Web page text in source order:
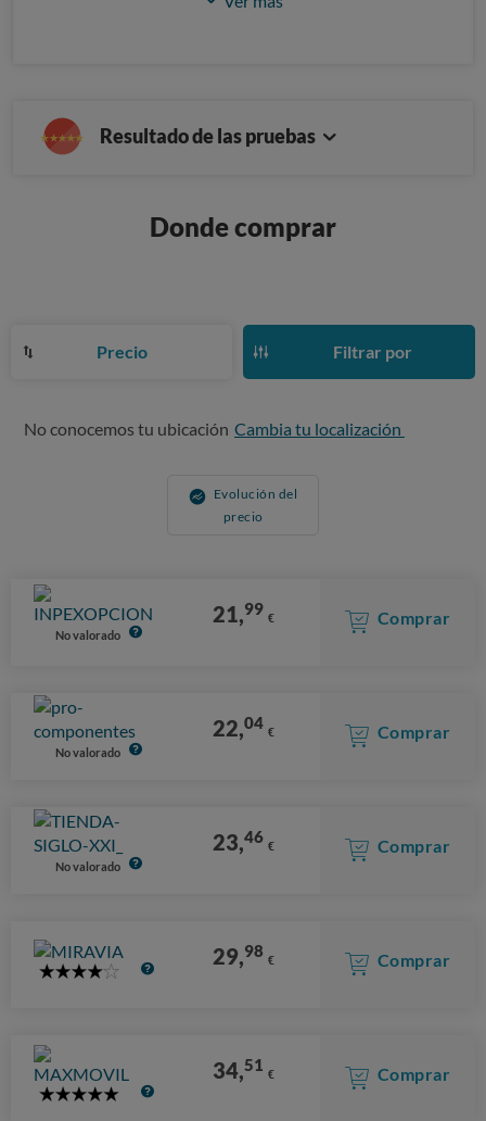
Resultado de las pruebas
Donde comprar
Precio Filtrar por
No conocemos tu ubicación Cambia tu localización
Evolución del
precio
No valorado
21,99 € Comprar
No valorado
22,04 € Comprar
No valorado
23,46 € Comprar
4
29,98 € Comprar
5
34,51 € Comprar